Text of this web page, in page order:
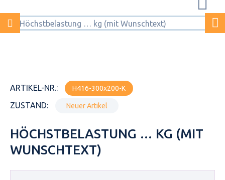
ARTIKEL-NR.: H416-300x200-K
ZUSTAND: Neuer Artikel
HÖCHSTBELASTUNG … KG (MIT
WUNSCHTEXT)